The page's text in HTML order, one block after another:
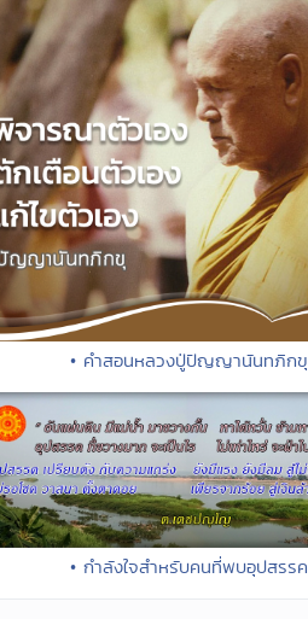
• คำสอนหลวงปู่ปัญญานันทภิกขุ
• กำลังใจสำหรับคนที่พบอุปสรรค